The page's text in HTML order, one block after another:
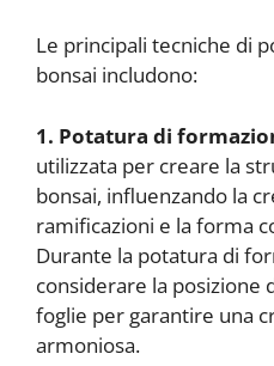
Le principali tecniche di
bonsai includono:
1. Potatura di
utilizzata per creare la
bonsai, influenzando la
ramificazioni e la forma
Durante la potatura di
considerare la posizione
foglie per garantire una
armoniosa.